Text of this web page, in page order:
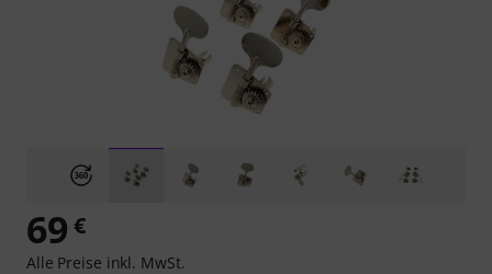
69 €
Alle Preise inkl. MwSt.